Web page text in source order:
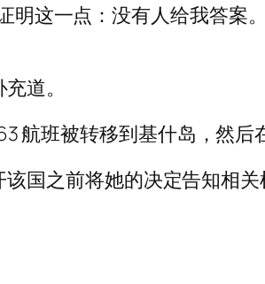
这一点：没有人给我答案
道。
航班被转移到基什岛，然后
国之前将她的决定告知相